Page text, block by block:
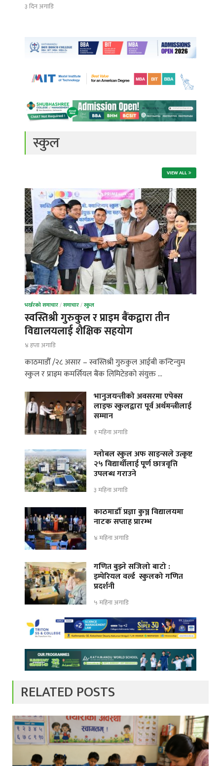
३ दिन अगाडि
स्कुल
VIEW ALL
भर्खरको समाचार/समाचार/स्कुल
स्वस्तिश्री गुरुकुल र प्राइम बैंकद्वारा तीन
विद्यालयलाई शैक्षिक सहयोग
४ हप्ता अगाडि
काठमाडौँ /२८ असार – स्वस्तिश्री गुरुकुल आईबी कन्टिन्युम
स्कुल र प्राइम कमर्सियल बैंक लिमिटेडको संयुक्त …
भानुजयन्तीको अवसरमा एपेक्स
लाइफ स्कुलद्वारा पूर्व अर्थमन्त्रीलाई
सम्मान
१ महिना अगाडि
ग्लोबल स्कुल अफ साइन्सले उत्कृष्ट
२५ विद्यार्थीलाई पूर्ण छात्रवृत्ति
उपलब्ध गराउने
३ महिना अगाडि
काठमाडौँ प्रज्ञा कुञ्ज विद्यालयमा
नाटक सप्ताह प्रारम्भ
४ महिना अगाडि
गणित बुझ्ने सजिलो बाटो :
इम्पेरियल वर्ल्ड स्कुलको गणित
प्रदर्शनी
५ महिना अगाडि
RELATED POSTS